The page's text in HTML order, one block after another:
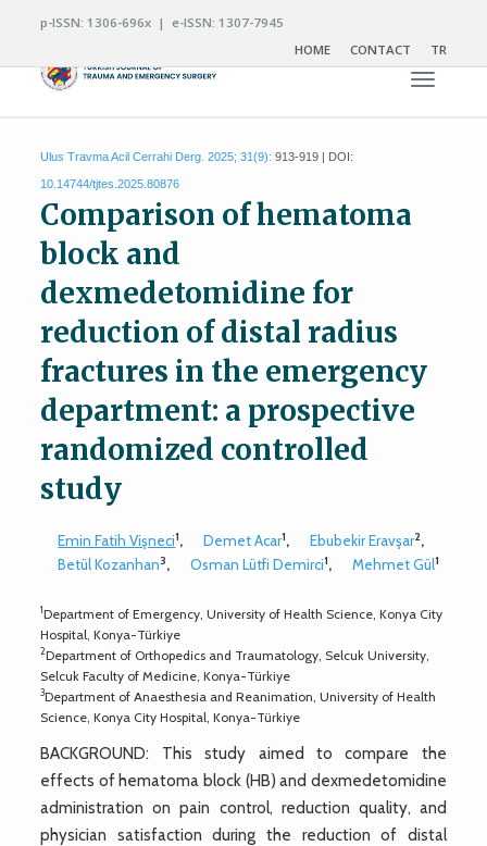
p-ISSN: 1306-696x | e-ISSN: 1307-7945
HOME
CONTACT TR
Toggle
Ulus Travma Acil Cerrahi Derg. 2025; 31(9): 913-919 | DOI:
10.14744/tjtes.2025.80876
Comparison of hematoma
block and
dexmedetomidine for
reduction of distal radius
fractures in the emergency
department: a prospective
randomized controlled
study
Emin Fatih Vişneci1, Demet Acar1, Ebubekir Eravşar2,
Betül Kozanhan3, Osman Lütfi Demirci1, Mehmet Gül1
1Department of Emergency, University of Health Science, Konya City
Hospital, Konya-Türkiye
2Department of Orthopedics and Traumatology, Selcuk University,
Selcuk Faculty of Medicine, Konya-Türkiye
3Department of Anaesthesia and Reanimation, University of Health
Science, Konya City Hospital, Konya-Türkiye
BACKGROUND: This study aimed to compare the
effects of hematoma block (HB) and dexmedetomidine
administration on pain control, reduction quality, and
physician satisfaction during the reduction of distal